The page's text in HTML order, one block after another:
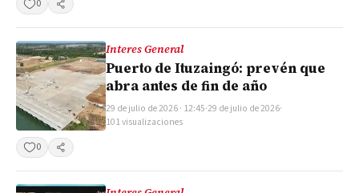
0
Compartir
Interes General
Puerto de Ituzaingó: prevén que
abra antes de fin de año
29 de julio de 2026 · 12:45·29 de julio de 2026·
101 visualizaciones
0
Compartir